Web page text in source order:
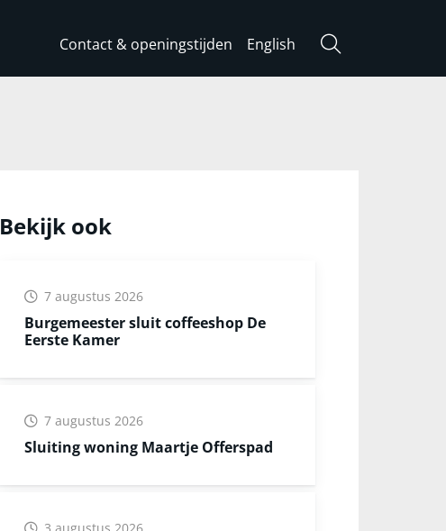
Contact & openingstijden English Zoeken
Bekijk ook
Burgemeester sluit coffeeshop De
Eerste Kamer
7 augustus 2026
Sluiting woning Maartje Offerspad
7 augustus 2026